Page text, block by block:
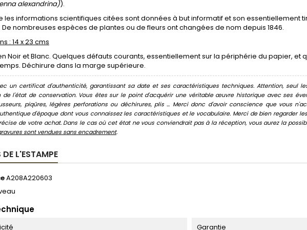
alexandrina)).
les informations scientifiques citées sont données à but informatif et son essentiellement
nombreuses espèces de plantes ou de fleurs ont changées de nom depuis 1846.
: 14 x 23 cms
Noir et Blanc. Quelques défauts courants, essentiellement sur la périphérie du papier, et
Déchirure dans la marge supérieure.
un certificat d'authenticité, garantissant sa date et ses caractéristiques techniques. Attention, seul
de l'état de conservation. Vous êtes sur le point d'acquérir une véritable œuvre historique avec ses
piqûres, légères perforations ou déchirures, plis ... Merci donc d'avoir conscience que vous
d'époque dont vous connaissez les caractéristiques et le vocabulaire. Merci de bien regarder
de votre achat. Dans le cas où cet état ne vous conviendrait pas à la réception, vous aurez la
sont vendues sans encadrement.
DE L'ESTAMPE
A208A220603
Garantie